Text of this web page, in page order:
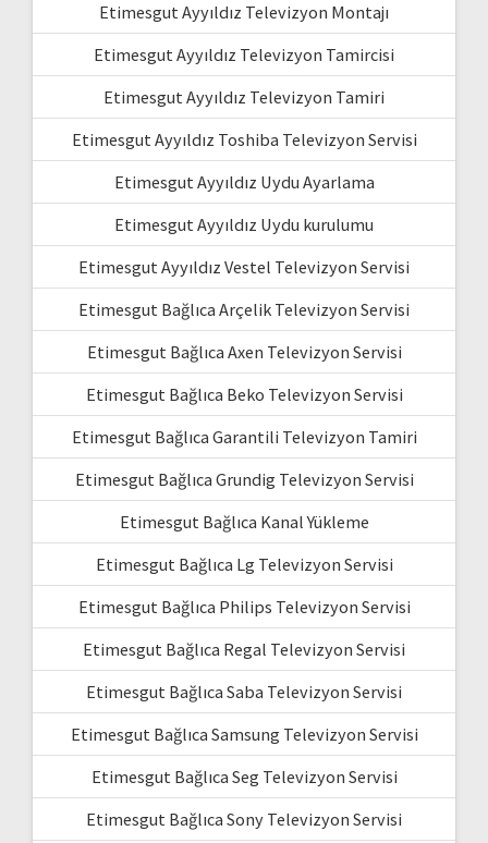
Etimesgut Ayyıldız Televizyon Montajı
Etimesgut Ayyıldız Televizyon Tamircisi
Etimesgut Ayyıldız Televizyon Tamiri
Etimesgut Ayyıldız Toshiba Televizyon Servisi
Etimesgut Ayyıldız Uydu Ayarlama
Etimesgut Ayyıldız Uydu kurulumu
Etimesgut Ayyıldız Vestel Televizyon Servisi
Etimesgut Bağlıca Arçelik Televizyon Servisi
Etimesgut Bağlıca Axen Televizyon Servisi
Etimesgut Bağlıca Beko Televizyon Servisi
Etimesgut Bağlıca Garantili Televizyon Tamiri
Etimesgut Bağlıca Grundig Televizyon Servisi
Etimesgut Bağlıca Kanal Yükleme
Etimesgut Bağlıca Lg Televizyon Servisi
Etimesgut Bağlıca Philips Televizyon Servisi
Etimesgut Bağlıca Regal Televizyon Servisi
Etimesgut Bağlıca Saba Televizyon Servisi
Etimesgut Bağlıca Samsung Televizyon Servisi
Etimesgut Bağlıca Seg Televizyon Servisi
Etimesgut Bağlıca Sony Televizyon Servisi